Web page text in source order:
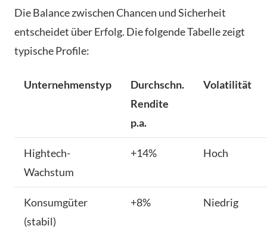
Die Balance zwischen Chancen und Sicherheit
entscheidet über Erfolg. Die folgende Tabelle zeigt
typische Profile:
Unternehmenstyp
Durchschn.
Rendite
p.a.
Volatilität
Hightech-
Wachstum
+14% Hoch
Konsumgüter
(stabil)
+8% Niedrig